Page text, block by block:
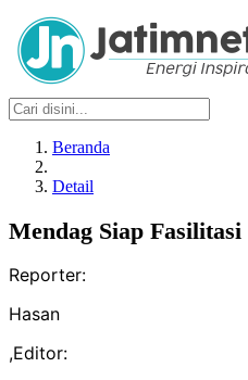
Beranda
Detail
Mendag Siap
Reporter:
Hasan
,Editor: